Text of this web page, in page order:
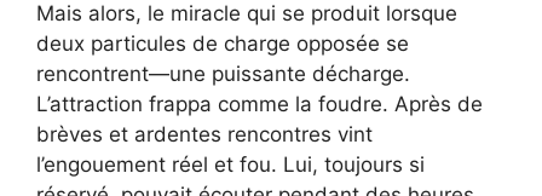
Mais alors, le miracle qui se produit lorsque
deux particules de charge opposée se
rencontrent—une puissante décharge.
L’attraction frappa comme la foudre. Après de
brèves et ardentes rencontres vint
l’engouement réel et fou. Lui, toujours si